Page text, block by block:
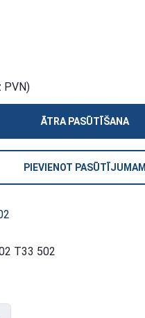
PVN)
ĀTRA PASŪTĪŠANA
PIEVIENOT PASŪTĪJUMAM
T33 502